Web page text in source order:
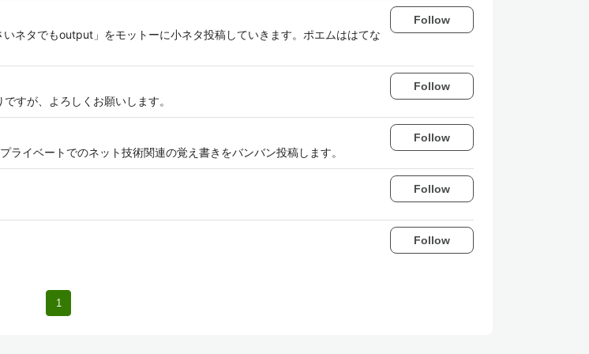
ネタでもoutput」をモットーに小ネタ投稿していきます。ポエムははてな
Follow
すが、よろしくお願いします。
Follow
イベートでのネット技術関連の覚え書きをバンバン投稿します。
Follow
Follow
Follow
1